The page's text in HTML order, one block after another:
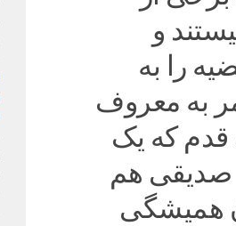
و
را به
به معروف
قدم که یک
صدیقی هم
همیشگی